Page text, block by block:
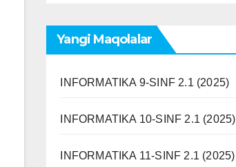
Yangi Maqolalar
INFORMATIKA 9-SINF 2.1 (2025)
INFORMATIKA 10-SINF 2.1 (2025)
INFORMATIKA 11-SINF 2.1 (2025)